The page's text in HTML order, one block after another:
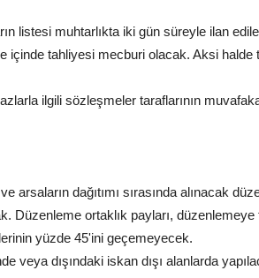
listesi muhtarlıkta iki gün süreyle ilan
içinde tahliyesi mecburi olacak. Aksi halde
ilgili sözleşmeler taraflarının
arsaların dağıtımı sırasında alınacak
Düzenleme ortaklık payları, düzenlemeye
yüzde 45'ini geçemeyecek.
veya dışındaki iskan dışı alanlarda